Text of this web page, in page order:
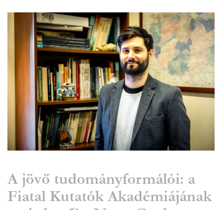
A jövő tudományformálói: a
Fiatal Kutatók Akadémiájának